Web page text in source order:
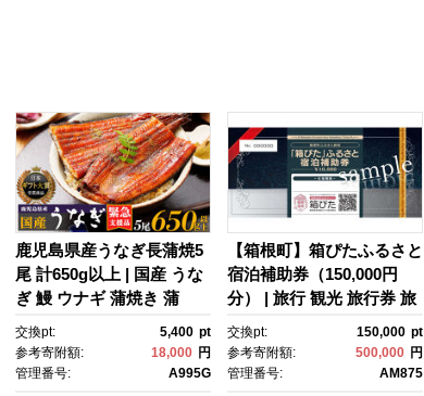
鹿児島県産うなぎ長蒲焼5
尾 計650g以上 | 国産 うな
ぎ 鰻 ウナギ 蒲焼き 蒲
焼 かばやき unagi うなぎ
蒲焼 土用丑の日 土用の丑
の日 丑の日 魚 魚介 魚
交換pt: 5,400 pt
参考寄附額:
18,000 円
管理番号:
A995G
【箱根町】箱ぴたふるさと
宿泊補助券（150,000円
分） | 旅行 観光 旅行券 旅
行クーポン クーポン 箱根
町ふるさと納税 神奈川県
ふるさと納税 神奈川県 箱
交換pt: 150,000 pt
参考寄附額:
500,000 円
管理番号:
AM875